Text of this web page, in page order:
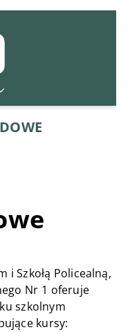
i Szkołą Policealną,
Nr 1 oferuje
szkolnym
kursy: